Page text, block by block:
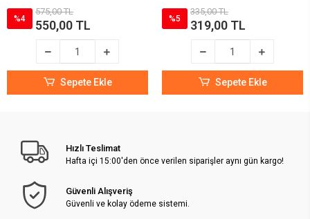
%4
575,00 TL
550,00 TL
Sepete Ekle
%5
335,00 TL
319,00 TL
Sepete Ekle
Hızlı Teslimat
Hafta içi 15:00'den önce verilen siparişler aynı gün kargo!
Güvenli Alışveriş
Güvenli ve kolay ödeme sistemi.